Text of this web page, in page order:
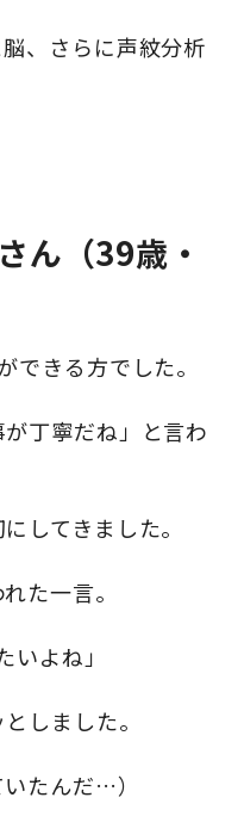
、さらに声紋分析
ん（39歳・
できる方でした。
丁寧だね」と言わ
してきました。
た一言。
いよね」
しました。
たんだ…）